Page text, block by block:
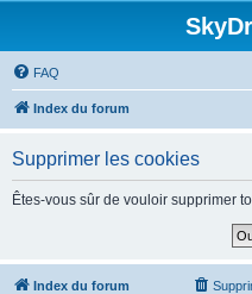
FAQ
Index du forum
Supprimer les cookies
Êtes-vous sûr de vouloir supprimer
Index du forum